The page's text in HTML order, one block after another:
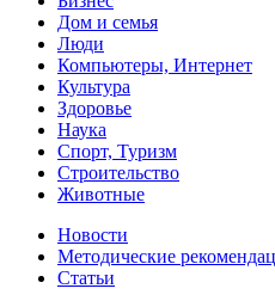
Дом и семья
Люди
Компьютеры, Интернет
Культура
Здоровье
Наука
Спорт, Туризм
Строительство
Животные
Новости
Методические
Статьи